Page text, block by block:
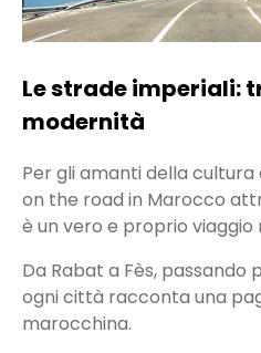
Le strade imperiali:
modernità
Per gli amanti della cultura
on the road in Marocco
è un vero e proprio viaggio
Da Rabat a Fès, passando
ogni città racconta una
marocchina.